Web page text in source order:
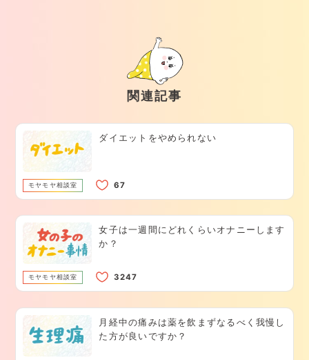
関連記事
ダイエットをやめられない
モヤモヤ相談室
女子は一週間にどれくらいオナニーします
か？
モヤモヤ相談室
月経中の痛みは薬を飲まずなるべく我慢し
た方が良いですか？